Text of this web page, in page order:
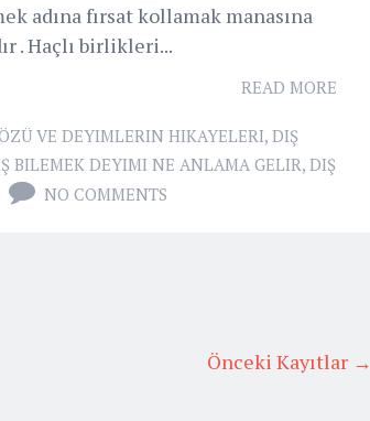
adına fırsat kollamak manasına
. Haçlı birlikleri...
READ MORE
VE DEYIMLERIN HIKAYELERI, DIŞ
BILEMEK DEYIMI NE ANLAMA GELIR, DIŞ
NO COMMENTS
Önceki Kayıtlar →